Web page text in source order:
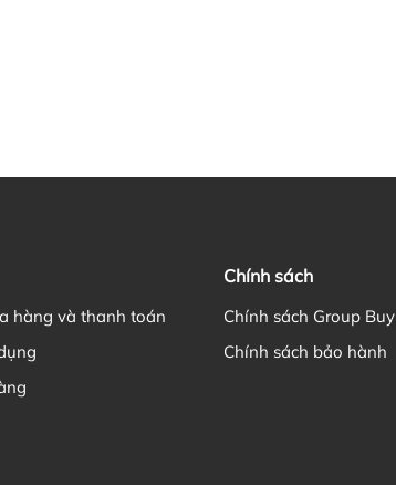
hàng và thanh toán
Chính sách
Chính sách Group Buy
Chính sách bảo hành